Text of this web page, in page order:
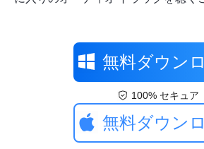
無料ダウン
100% セキュア
無料ダウン